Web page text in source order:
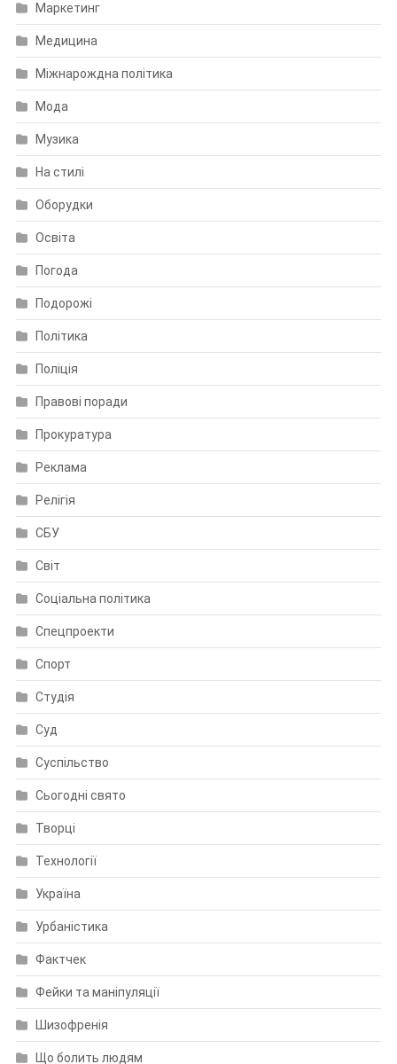
Маркетинг
Медицина
Міжнарождна політика
Мода
Музика
На стилі
Оборудки
Освіта
Погода
Подорожі
Політика
Поліція
Правові поради
Прокуратура
Реклама
Релігія
СБУ
Світ
Соціальна політика
Спецпроекти
Спорт
Студія
Суд
Суспільство
Сьогодні свято
Творці
Технології
Україна
Урбаністика
Фактчек
Фейки та маніпуляції
Шизофренія
Що болить людям